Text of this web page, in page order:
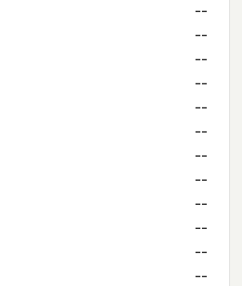
--
--
--
--
--
--
--
--
--
--
--
--